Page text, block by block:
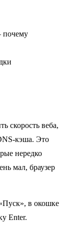
скорость веба,
кэша. Это
нередко
мал, браузер
в окошке
Enter.